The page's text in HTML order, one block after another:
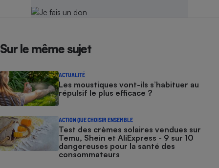
Sur le même sujet
ACTUALITÉ
Les moustiques vont-ils s’habituer au
répulsif le plus efficace ?
ACTION QUE CHOISIR ENSEMBLE
Test des crèmes solaires vendues sur
Temu, Shein et AliExpress - 9 sur 10
dangereuses pour la santé des
consommateurs